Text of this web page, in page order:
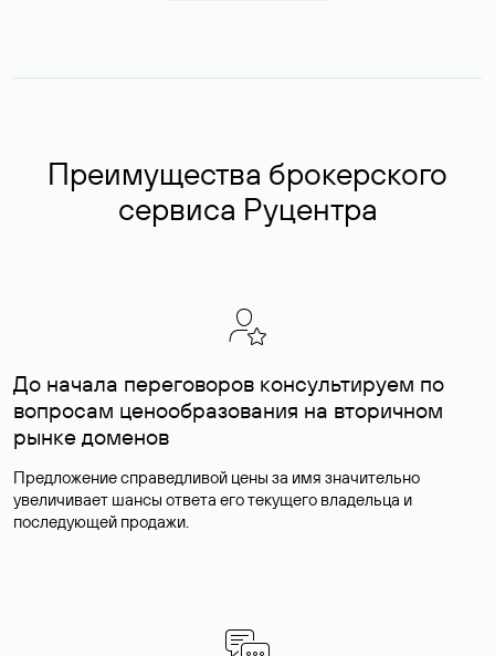
Преимущества брокерского
сервиса Руцентра
До начала переговоров консультируем по
вопросам ценообразования на вторичном
рынке доменов
Предложение справедливой цены за имя значительно
увеличивает шансы ответа его текущего владельца и
последующей продажи.